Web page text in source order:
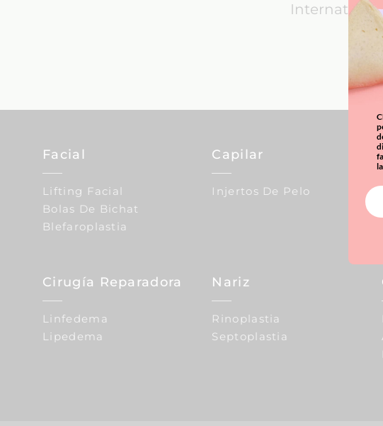
Facial
Lifting Facial
Bolas De Bichat
Blefaroplastia
Cirugía Reparadora
Linfedema
Lipedema
Capilar
Injertos De Pelo
Nariz
Rinoplastia
Septoplastia